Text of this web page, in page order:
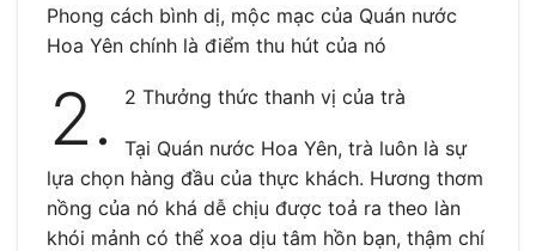
Phong cách bình dị, mộc mạc của Quán nước
Hoa Yên chính là điểm thu hút của nó
2. 2 Thưởng thức thanh vị của trà
Tại Quán nước Hoa Yên, trà luôn là sự
lựa chọn hàng đầu của thực khách. Hương thơm
nồng của nó khá dễ chịu được toả ra theo làn
khói mảnh có thể xoa dịu tâm hồn bạn, thậm chí